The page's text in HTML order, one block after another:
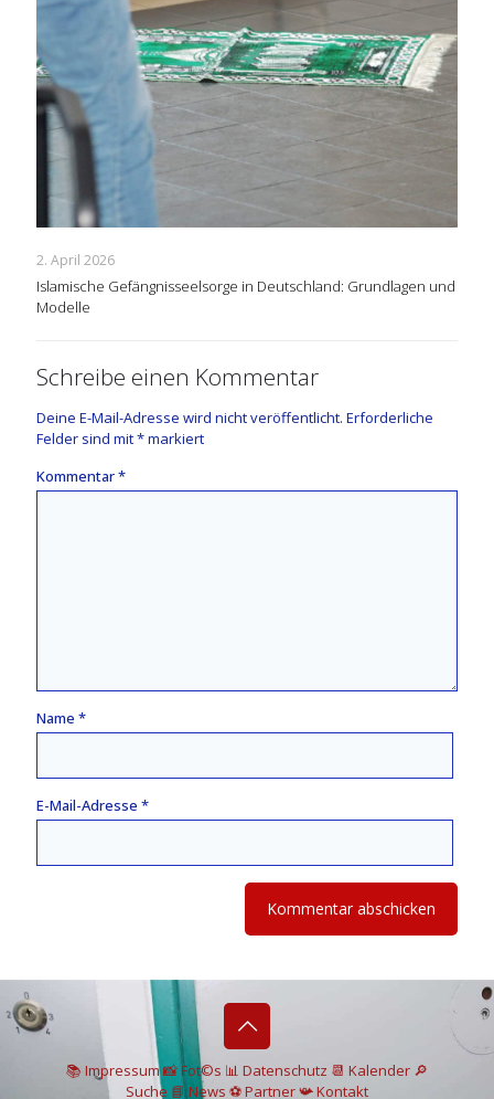
2. April 2026
Islamische Gefängnisseelsorge in Deutschland: Grundlagen und
Modelle
Schreibe einen Kommentar
Deine E-Mail-Adresse wird nicht veröffentlicht. Erforderliche
Felder sind mit*markiert
Kommentar*
Name *
E-Mail-Adresse *
📚 Impressum📸Fot©s 📊 Datenschutz 📆 Kalender 🔎
Suche 📘 News ⚽Partner📯Kontakt